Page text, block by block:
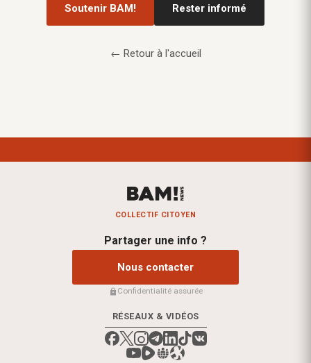
Soutenir BAM! Rester informé
← Retour à l'accueil
COLLECTIF CITOYEN
Partager une info ?
Nous contacter
Confidentialité assurée
RÉSEAUX & VIDÉOS